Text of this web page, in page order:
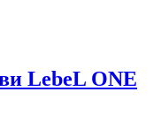
LebeL ONE